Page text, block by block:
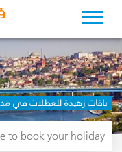
باقات زهيدة للعطلات في